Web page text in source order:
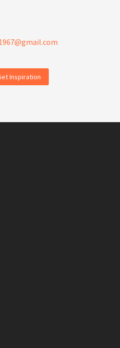
Inspiration